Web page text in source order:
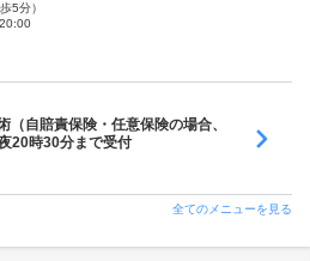
5分）
自賠責保険・任意保険の場合、
20時30分まで受付
全てのメニューを見る